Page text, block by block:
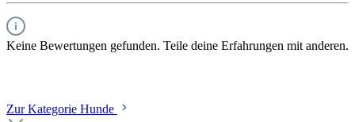
Keine Bewertungen gefunden. Teile deine Erfahrungen mit anderen.
Zur Kategorie Hunde